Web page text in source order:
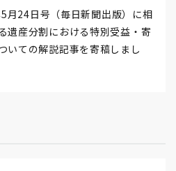
月24日号（毎日新聞出版）に相
遺産分割における特別受益・寄
いての解説記事を寄稿しまし